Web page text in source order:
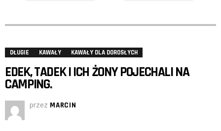
DŁUGIE KAWAŁY KAWAŁY DLA DOROSŁYCH
EDEK, TADEK I ICH ŻONY POJECHALI NA
CAMPING.
przez MARCIN